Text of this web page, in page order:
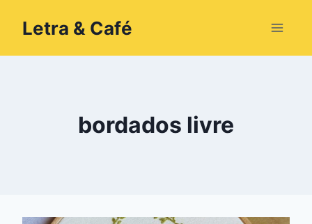
Letra & Café
bordados livre